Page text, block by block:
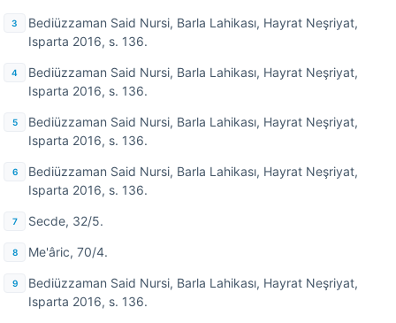
Bediüzzaman Said Nursi, Barla Lahikası, Hayrat Neşriyat,
Isparta 2016, s. 136.
Bediüzzaman Said Nursi, Barla Lahikası, Hayrat Neşriyat,
Isparta 2016, s. 136.
Bediüzzaman Said Nursi, Barla Lahikası, Hayrat Neşriyat,
Isparta 2016, s. 136.
Bediüzzaman Said Nursi, Barla Lahikası, Hayrat Neşriyat,
Isparta 2016, s. 136.
Secde, 32/5.
Me'âric, 70/4.
Bediüzzaman Said Nursi, Barla Lahikası, Hayrat Neşriyat,
Isparta 2016, s. 136.